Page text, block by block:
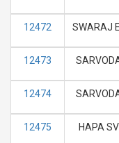
12472 SWARAJ
12473
12474
12475 HAPA